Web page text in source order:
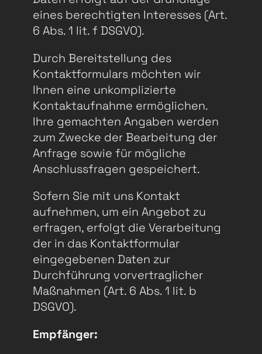
eines berechtigten Interesses (Art.
6 Abs. 1 lit. f DSGVO).
Durch Bereitstellung des
Kontaktformulars möchten wir
Ihnen eine unkomplizierte
Kontaktaufnahme ermöglichen.
Ihre gemachten Angaben werden
zum Zwecke der Bearbeitung der
Anfrage sowie für mögliche
Anschlussfragen gespeichert.
Sofern Sie mit uns Kontakt
aufnehmen, um ein Angebot zu
erfragen, erfolgt die Verarbeitung
der in das Kontaktformular
eingegebenen Daten zur
Durchführung vorvertraglicher
Maßnahmen (Art. 6 Abs. 1 lit. b
DSGVO).
Empfänger: